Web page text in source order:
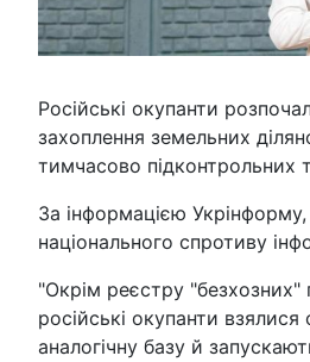
Російські окупанти
захоплення земельних
тимчасово підконтрольних
За інформацією
національного спротиву
"Окрім реєстру
російські окупанти
аналогічну базу й